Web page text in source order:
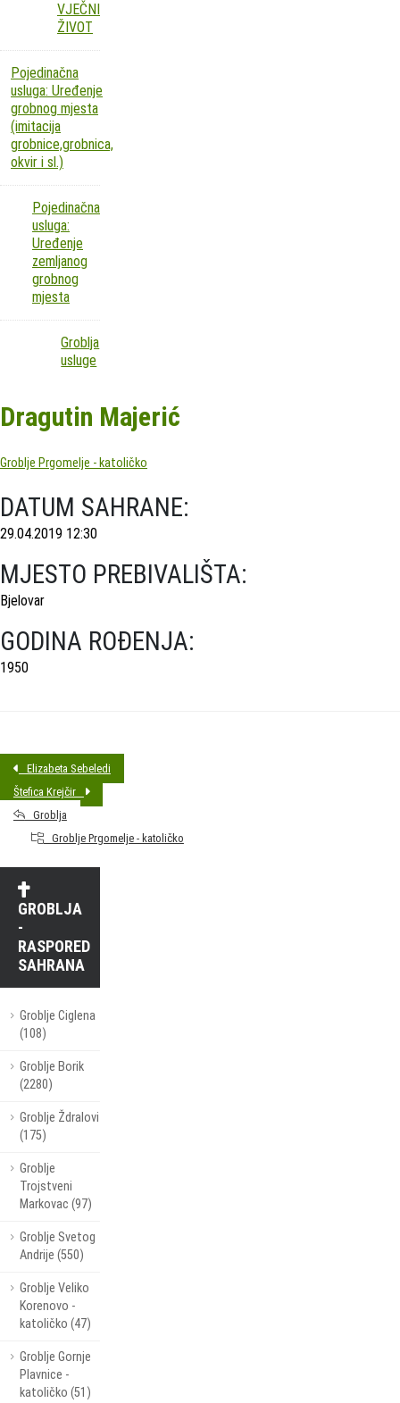
VJEČNI
ŽIVOT
Pojedinačna
usluga: Uređenje
grobnog mjesta
(imitacija
grobnice,grobnica,
okvir i sl.)
Pojedinačna
usluga:
Uređenje
zemljanog
grobnog
mjesta
Groblja
usluge
Dragutin Majerić
Groblje Prgomelje - katoličko
DATUM SAHRANE:
29.04.2019 12:30
MJESTO PREBIVALIŠTA:
Bjelovar
GODINA ROĐENJA:
1950
Elizabeta Sebeledi
Štefica Krejčir
Groblja
Groblje Prgomelje - katoličko
GROBLJA
-
RASPORED
SAHRANA
Groblje Ciglena
(108)
Groblje Borik
(2280)
Groblje Ždralovi
(175)
Groblje
Trojstveni
Markovac (97)
Groblje Svetog
Andrije (550)
Groblje Veliko
Korenovo -
katoličko (47)
Groblje Gornje
Plavnice -
katoličko (51)